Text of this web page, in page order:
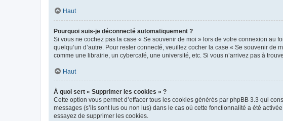
Haut
Pourquoi suis-je déconnecté automatiquement ?
Si vous ne cochez pas la case « Se souvenir de moi » lors de votre connexion au
quelqu’un d’autre. Pour rester connecté, veuillez cocher la case « Se souvenir
comme une librairie, un cybercafé, une université, etc. Si vous n’arrivez pas à
Haut
À quoi sert « Supprimer les cookies » ?
Cette option vous permet d’effacer tous les cookies générés par phpBB 3.3 qui
messages (s’ils sont lus ou non lus) dans le cas où cette fonctionnalité a été
essayez de supprimer les cookies.